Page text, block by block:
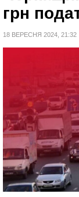
грн
18 ВЕРЕСНЯ 2024, 21:32